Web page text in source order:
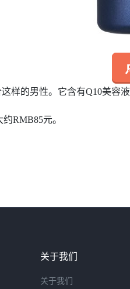
样的男性。它含有Q10美
RMB85元。
关于我们
关于我们